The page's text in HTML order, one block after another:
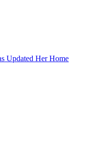
Updated Her Home